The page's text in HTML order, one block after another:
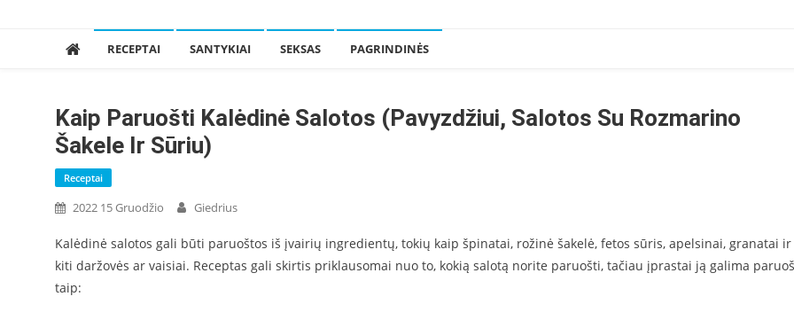
RECEPTAI SANTYKIAI SEKSAS PAGRINDINĖS
Kaip Paruošti Kalėdinė Salotos (pavyzdžiui, Salotos Su Rozmarino
Šakele Ir Sūriu)
Receptai
2022 15 Gruodžio Giedrius
Kalėdinė salotos gali būti paruoštos iš įvairių ingredientų, tokių kaip špinatai, rožinė šakelė, fetos sūris, apelsinai, granatai ir
kiti daržovės ar vaisiai. Receptas gali skirtis priklausomai nuo to, kokią salotą norite paruošti, tačiau įprastai ją galima
taip: